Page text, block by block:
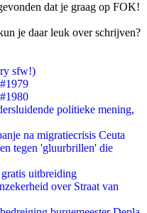
dat je graag op FOK!
je daar leuk over schrijven?
sfw!)
politieke mening,
na migratiecrisis Ceuta
tegen 'gluurbrillen' die
uitbreiding
over Straat van